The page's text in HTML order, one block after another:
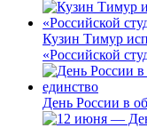
Кузин Тимур
«Российской
День России в